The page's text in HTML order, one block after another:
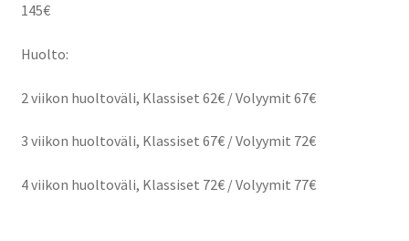
145€
Huolto:
2 viikon huoltoväli, Klassiset 62€ / Volyymit 67€
3 viikon huoltoväli, Klassiset 67€ / Volyymit 72€
4 viikon huoltoväli, Klassiset 72€ / Volyymit 77€